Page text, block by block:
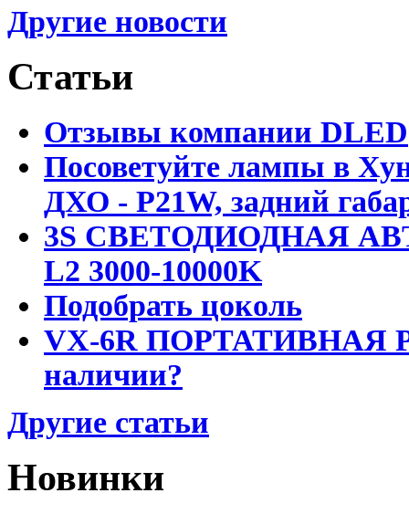
Другие новости
Статьи
Отзывы компании DLED
Посоветуйте лампы в
ДХО - P21W, задний
3S СВЕТОДИОДНАЯ
L2 3000-10000K
Подобрать цоколь
VX-6R ПОРТАТИВНАЯ
наличии?
Другие статьи
Новинки